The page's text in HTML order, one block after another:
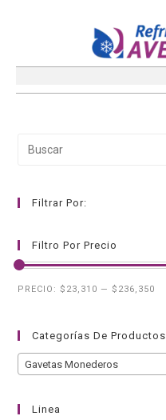
Filtrar Por:
Filtro Por Precio
PRECIO:$23,310 —$236,350
Categorías De Productos
Gavetas Monederos
Linea